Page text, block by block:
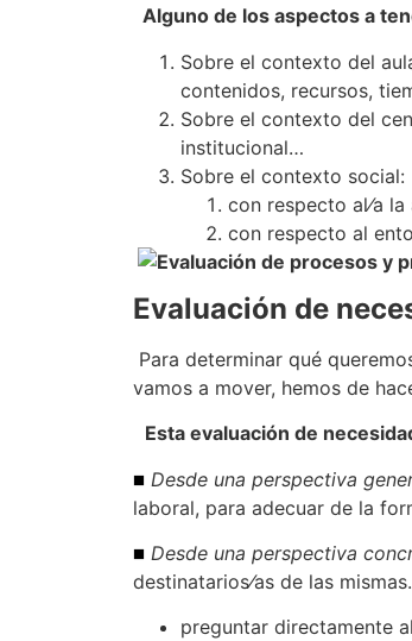
Alguno de los aspectos a
Sobre el contexto del
contenidos, recursos,
Sobre el contexto del
institucional…
Sobre el contexto social:
con respecto al⁄a
con respecto al
Evaluación de
Para determinar qué
vamos a mover, hemos de
Esta evaluación de
Desde una perspectiva
laboral, para adecuar de la
Desde una perspectiva
destinatarios⁄as de las
preguntar directamente